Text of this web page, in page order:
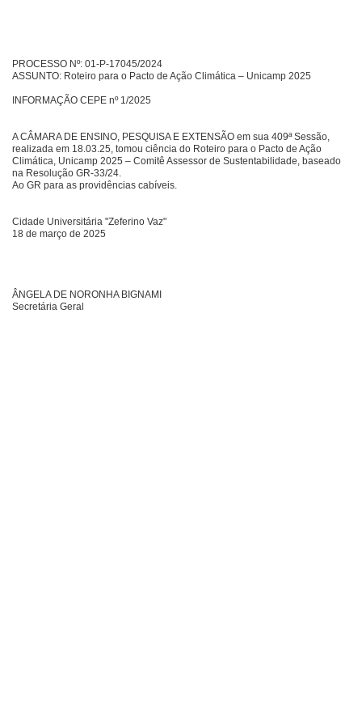
PROCESSO Nº: 01-P-17045/2024
ASSUNTO: Roteiro para o Pacto de Ação Climática – Unicamp 2025
INFORMAÇÃO CEPE nº 1/2025
A CÂMARA DE ENSINO, PESQUISA E EXTENSÃO em sua 409ª Sessão,
realizada em 18.03.25, tomou ciência do Roteiro para o Pacto de Ação
Climática, Unicamp 2025 – Comitê Assessor de Sustentabilidade, baseado
na Resolução GR-33/24.
Ao GR para as providências cabíveis.
Cidade Universitária "Zeferino Vaz"
18 de março de 2025
ÂNGELA DE NORONHA BIGNAMI
Secretária Geral